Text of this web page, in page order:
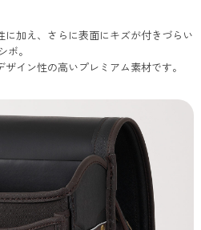
加え、さらに表面にキズが付きづらい
ボ。
イン性の高いプレミアム素材です。